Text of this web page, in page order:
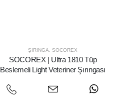
ŞIRINGA ,SOCOREX
SOCOREX | Ultra 1810 Tüp
Beslemeli Light Veteriner Şırıngası